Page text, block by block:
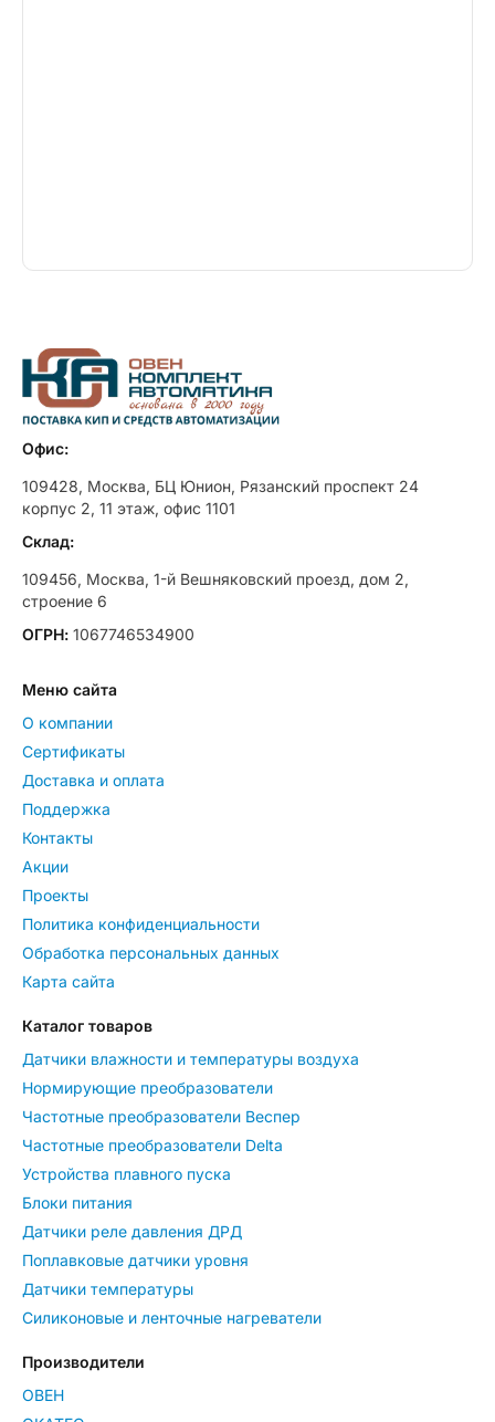
Офис:
109428, Москва, БЦ Юнион, Рязанский проспект 24
корпус 2, 11 этаж, офис 1101
Склад:
109456, Москва, 1-й Вешняковский проезд, дом 2,
строение 6
ОГРН: 1067746534900
Меню сайта
О компании
Сертификаты
Доставка и оплата
Поддержка
Контакты
Акции
Проекты
Политика конфиденциальности
Обработка персональных данных
Карта сайта
Каталог товаров
Датчики влажности и температуры воздуха
Нормирующие преобразователи
Частотные преобразователи Веспер
Частотные преобразователи Delta
Устройства плавного пуска
Блоки питания
Датчики реле давления ДРД
Поплавковые датчики уровня
Датчики температуры
Силиконовые и ленточные нагреватели
Производители
ОВЕН